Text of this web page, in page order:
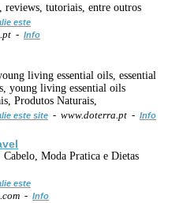
reviews, tutoriais, entre outros
este
- Info
living essential oils, essential
young living essential oils
Produtos Naturais,
este site - www.doterra.pt - Info
Cabelo, Moda Pratica e Dietas
este
- Info